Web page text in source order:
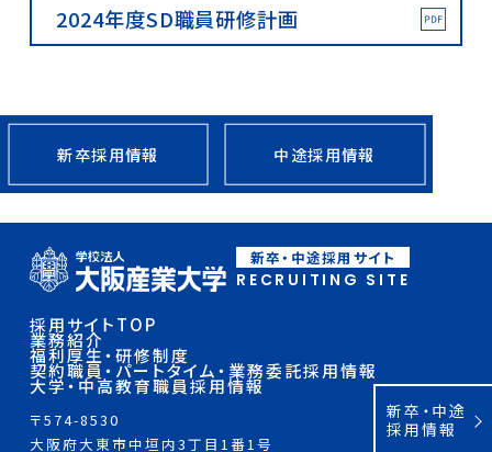
新卒・中途
採用情報
2024年度SD職員研修計画
新卒採用情報 中途採用情報
新卒・中途採用サイト
RECRUITING SITE
採用サイトTOP
業務紹介
福利厚生・研修制度
契約職員・パートタイム・業務委託採用情報
大学・中高教育職員採用情報
〒574-8530
大阪府大東市中垣内3丁目1番1号